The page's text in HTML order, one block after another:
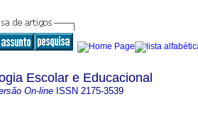
Escolar e Educacional
On-lineISSN 2175-3539